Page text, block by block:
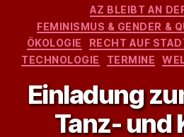
AZ BLEIBT AN
FEMINISMUS & GENDER &
ÖKOLOGIE
RECHT AUF
TECHNOLOGIE
TERMINE
Einladung
Tanz- und